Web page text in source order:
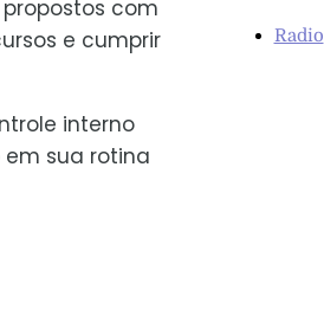
com
e cumprir
interno
sua rotina
Radio